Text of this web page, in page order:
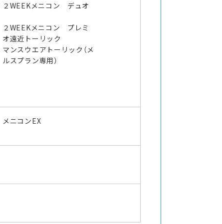
２WEEKメニコン デュオ
２WEEKメニコン プレミ
オ遠近トーリック
マンスウエアトーリック（メ
ルスプラン専用）
メニコンEX